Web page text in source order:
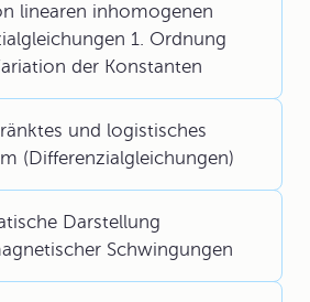
linearen inhomogenen
1. Ordnung
der Konstanten
und logistisches
(Differenzialgleichungen)
Darstellung
Schwingungen